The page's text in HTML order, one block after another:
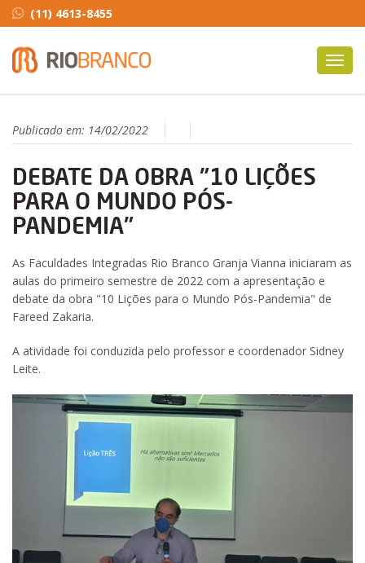
(11) 4613-8455
Publicado em: 14/02/2022
DEBATE DA OBRA "10 LIÇÕES
PARA O MUNDO PÓS-
PANDEMIA"
As Faculdades Integradas Rio Branco Granja Vianna iniciaram as
aulas do primeiro semestre de 2022 com a apresentação e
debate da obra "10 Lições para o Mundo Pós-Pandemia" de
Fareed Zakaria.
A atividade foi conduzida pelo professor e coordenador Sidney
Leite.